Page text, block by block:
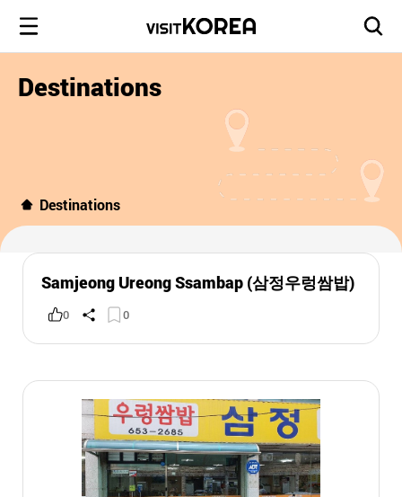
Destinations
Destinations
Samjeong Ureong Ssambap (삼정우렁쌈밥)
0 0